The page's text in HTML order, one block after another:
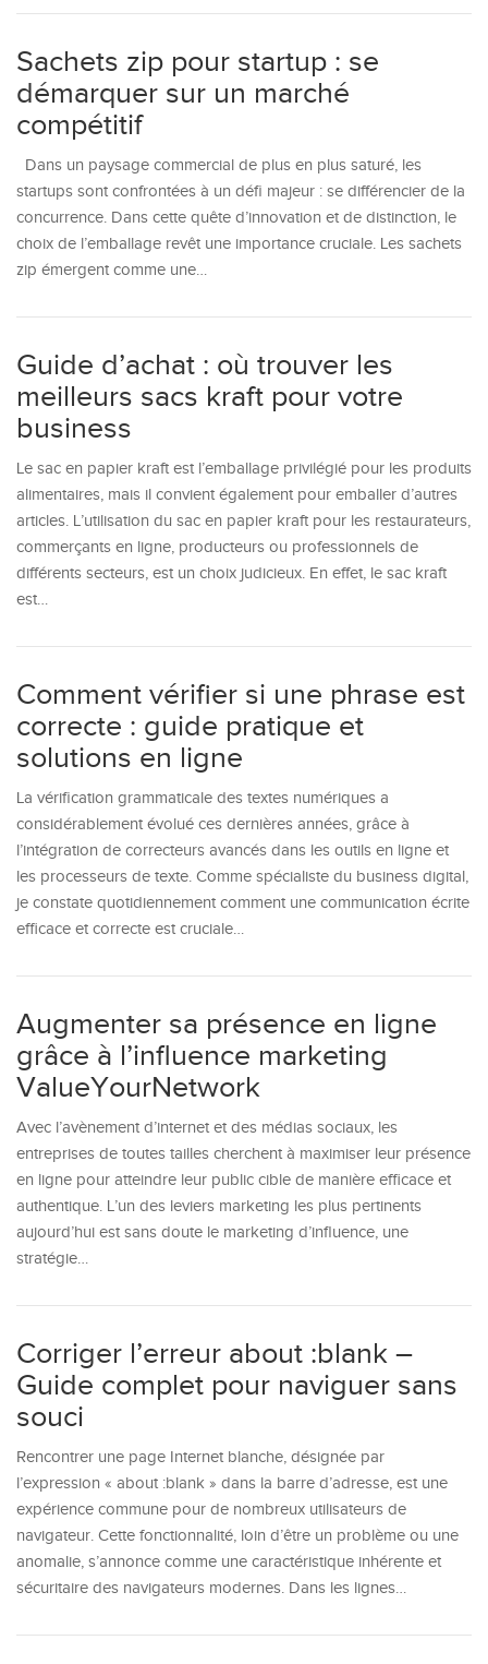
Sachets zip pour startup : se
démarquer sur un marché
compétitif
Dans un paysage commercial de plus en plus saturé, les
startups sont confrontées à un défi majeur : se différencier de la
concurrence. Dans cette quête d’innovation et de distinction, le
choix de l’emballage revêt une importance cruciale. Les sachets
zip émergent comme une…
Guide d’achat : où trouver les
meilleurs sacs kraft pour votre
business
Le sac en papier kraft est l’emballage privilégié pour les produits
alimentaires, mais il convient également pour emballer d’autres
articles. L’utilisation du sac en papier kraft pour les restaurateurs,
commerçants en ligne, producteurs ou professionnels de
différents secteurs, est un choix judicieux. En effet, le sac kraft
est…
Comment vérifier si une phrase est
correcte : guide pratique et
solutions en ligne
La vérification grammaticale des textes numériques a
considérablement évolué ces dernières années, grâce à
l’intégration de correcteurs avancés dans les outils en ligne et
les processeurs de texte. Comme spécialiste du business digital,
je constate quotidiennement comment une communication écrite
efficace et correcte est cruciale…
Augmenter sa présence en ligne
grâce à l’influence marketing
ValueYourNetwork
Avec l’avènement d’internet et des médias sociaux, les
entreprises de toutes tailles cherchent à maximiser leur présence
en ligne pour atteindre leur public cible de manière efficace et
authentique. L’un des leviers marketing les plus pertinents
aujourd’hui est sans doute le marketing d’influence, une
stratégie…
Corriger l’erreur about :blank –
Guide complet pour naviguer sans
souci
Rencontrer une page Internet blanche, désignée par
l’expression « about :blank » dans la barre d’adresse, est une
expérience commune pour de nombreux utilisateurs de
navigateur. Cette fonctionnalité, loin d’être un problème ou une
anomalie, s’annonce comme une caractéristique inhérente et
sécuritaire des navigateurs modernes. Dans les lignes…